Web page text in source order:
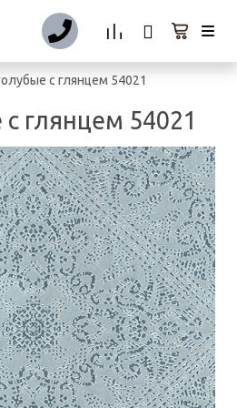
с глянцем 54021
глянцем 54021